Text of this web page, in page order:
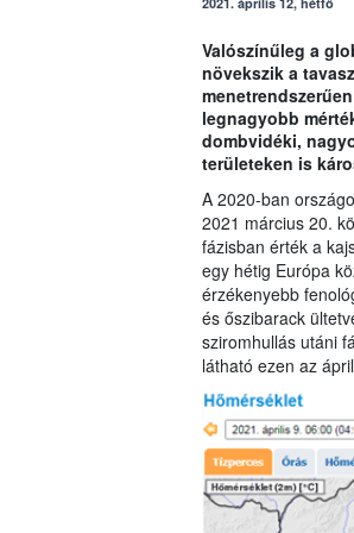
Valószínűleg a
növekszik a
legnagyobb
dombvidéki,
területeken is
A 2020-ban
2021 március 20.
fázisban érték a
egy hétig Európa
érzékenyebb
és őszibarack
sziromhullás utáni
látható ezen az